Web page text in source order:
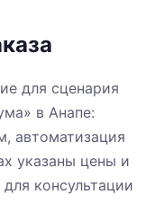
для сценария
в Анапе:
автоматизация
указаны цены и
консультации